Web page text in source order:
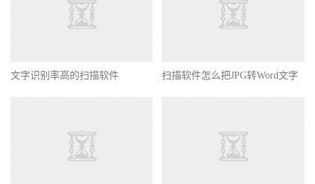
文字识别率高的扫描软件 扫描软件怎么把JPG转Word文字